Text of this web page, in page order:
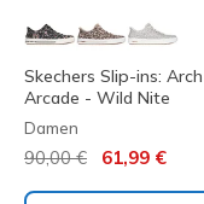
Skechers Slip-ins:
Arcade - Wild Nite
Damen
Reduziert von
90,00 € auf
61,99 €